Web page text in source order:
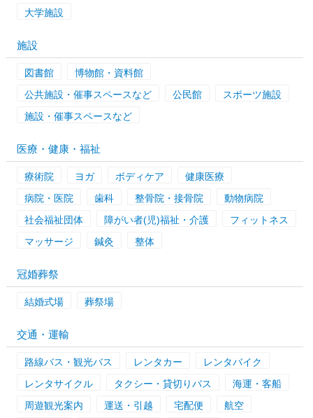
大学施設
施設
図書館
博物館・資料館
公共施設・催事スペースなど
公民館
スポーツ施設
施設・催事スペースなど
医療・健康・福祉
療術院 ヨガ ボディケア
健康医療
病院・医院
歯科 整骨院・接骨院
動物病院
社会福祉団体
障がい者(児)福祉・介護
フィットネス
マッサージ
鍼灸 整体
冠婚葬祭
結婚式場 葬祭場
交通・運輸
路線バス・観光バス レンタカー
レンタバイク
レンタサイクル
タクシー・貸切りバス
海運・客船
周遊観光案内
運送・引越 宅配便
航空